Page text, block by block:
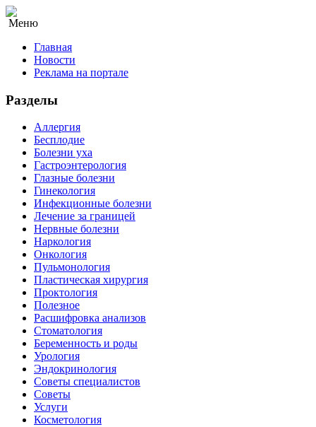
Меню
Главная
Новости
Реклама на портале
Разделы
Аллергия
Бесплодие
Болезни уха
Гастроэнтерология
Глазные болезни
Гинекология
Инфекционные болезни
Лечение за границей
Нервные болезни
Наркология
Онкология
Пульмонология
Пластическая хирургия
Проктология
Полезное
Расшифровка анализов
Стоматология
Беременность и роды
Урология
Эндокринология
Советы специалистов
Советы
Услуги
Косметология